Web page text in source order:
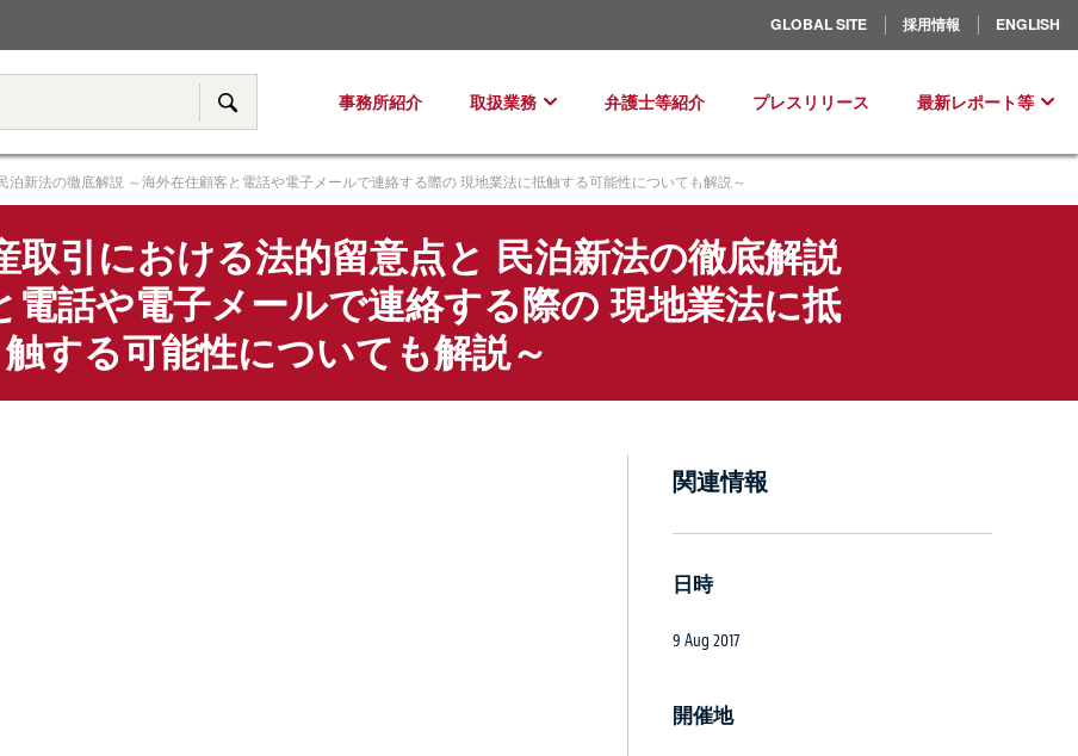
GLOBAL SITE 採用情報 ENGLISH
サイト内検索事務所紹介 取扱業務
ヨーロッパ
弁護士等紹介 プレスリリース 最新レポート等
新法の徹底解説 ～海外在住顧客と電話や電子メールで連絡する際の 現地業法に抵触する可能性についても解説～
取引における法的留意点と 民泊新法の徹底解説
電話や電子メールで連絡する際の 現地業法に抵
触する可能性についても解説～
関連情報
日時
9 Aug 2017
開催地